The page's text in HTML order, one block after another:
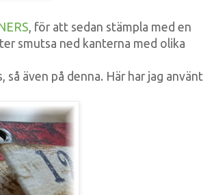
, för att sedan stämpla med en
smutsa ned kanterna med olika
även på denna. Här har jag använt